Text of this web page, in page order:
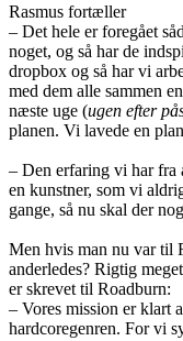
Rasmus fortæller
– Det hele er foregået
noget, og så har de
dropbox og så har vi
med dem alle sammen
næste uge (ugen efter
planen. Vi lavede en
– Den erfaring vi har fra
en kunstner, som vi
gange, så nu skal der
Men hvis man nu var til
anderledes? Rigtig
er skrevet til Roadburn:
– Vores mission er klart
hardcoregenren. For vi